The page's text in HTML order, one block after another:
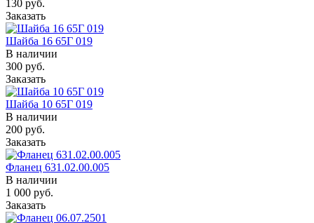
130 руб.
Заказать
Шайба 16 65Г 019
В наличии
300 руб.
Заказать
Шайба 10 65Г 019
В наличии
200 руб.
Заказать
Фланец 631.02.00.005
В наличии
1 000 руб.
Заказать